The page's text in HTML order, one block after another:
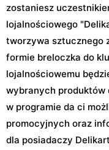
zostaniesz
lojalnościowego
tworzywa sztucznego
formie breloczka do
lojalnościowemu
wybranych produktów
w programie da ci
promocyjnych oraz
dla posiadaczy